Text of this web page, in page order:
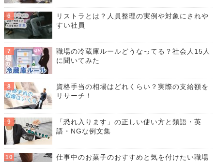
リストラとは？人員整理の実例や対象にされや
すい社員
職場の冷蔵庫ルールどうなってる？社会人15人
に聞いてみた
資格手当の相場はどれくらい？実際の支給額を
リサーチ！
「恐れ入ります」の正しい使い方と類語・英
語・NGな例文集
仕事中のお菓子のおすすめと気を付けたい職場